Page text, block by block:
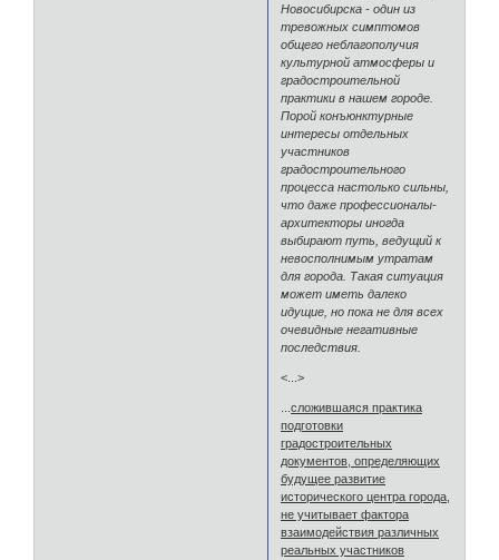
Новосибирска - один из
тревожных симптомов
общего неблагополучия
культурной атмосферы и
градостроительной
практики в нашем городе.
Порой конъюнктурные
интересы отдельных
участников
градостроительного
процесса настолько сильны,
что даже профессионалы-
архитекторы иногда
выбирают путь, ведущий к
невосполнимым утратам
для города. Такая ситуация
может иметь далеко
идущие, но пока не для всех
очевидные негативные
последствия.
<...>
...сложившаяся практика
подготовки
градостроительных
документов, определяющих
будущее развитие
исторического центра города,
не учитывает фактора
взаимодействия различных
реальных участников